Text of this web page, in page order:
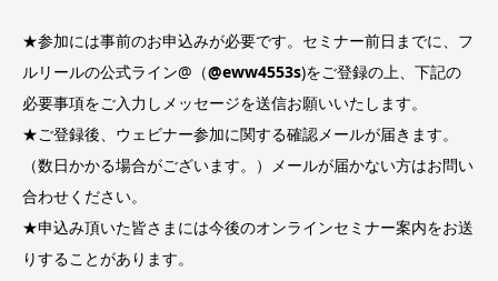
★参加には事前のお申込みが必要です。セミナー前日までに、フ
ルリールの公式ライン@（@eww4553s)をご登録の上、下記の
必要事項をご入力しメッセージを送信お願いいたします。
★ご登録後、ウェビナー参加に関する確認メールが届きます。
（数日かかる場合がございます。）メールが届かない方はお問い
合わせください。
★申込み頂いた皆さまには今後のオンラインセミナー案内をお送
りすることがあります。